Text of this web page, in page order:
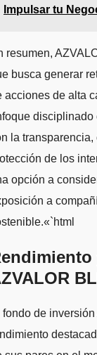
Impulsar tu
resumen,
busca generar
acciones de alta
disciplinado
la
de los
opción a
a
fondo de